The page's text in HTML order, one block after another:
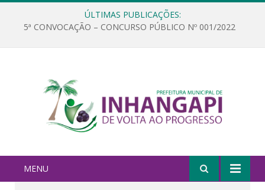
ÚLTIMAS PUBLICAÇÕES:
5ª CONVOCAÇÃO – CONCURSO PÚBLICO Nº 001/2022
MENU